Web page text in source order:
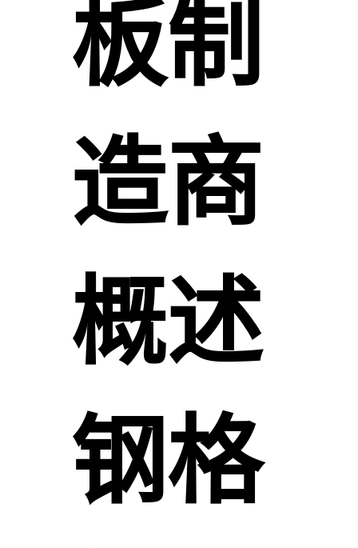
板制
造商
概述
钢格